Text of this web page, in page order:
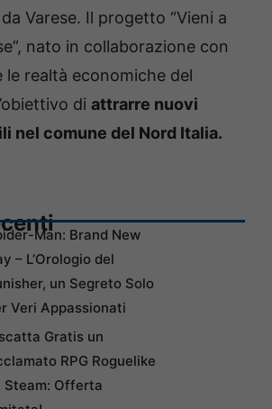
Varese. Il progetto “Vieni a
nato in collaborazione con
le realtà economiche del
di attrarre nuovi
nel comune del Nord Italia.
Man: Brand New
– L’Orologio del
un Segreto Solo
Veri Appassionati
Gratis un
RPG Roguelike
Steam: Offerta